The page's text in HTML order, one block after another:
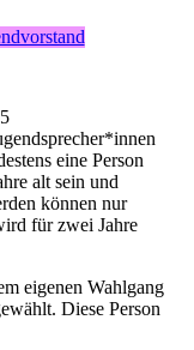
eine Person
alt sein und
können nur
für zwei Jahre
eigenen Wahlgang
Diese Person